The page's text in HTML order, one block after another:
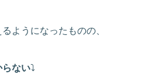
ようになったものの、
らない⤵